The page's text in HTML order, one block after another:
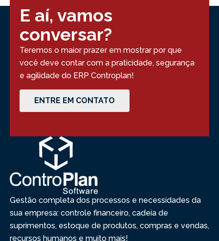
E aí, vamos
conversar?
Teremos o maior prazer em mostrar por que
você deve contar com a praticidade, segurança
e agilidade do ERP Controplan!
ENTRE EM CONTATO
Gestão completa dos processos e necessidades da
sua empresa: controle financeiro, cadeia de
suprimentos, estoque de produtos, compras e vendas,
recursos humanos e muito mais!